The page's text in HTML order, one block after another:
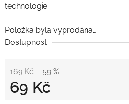
technologie
Položka byla vyprodána…
Dostupnost
169 Kč –59 %
69 Kč